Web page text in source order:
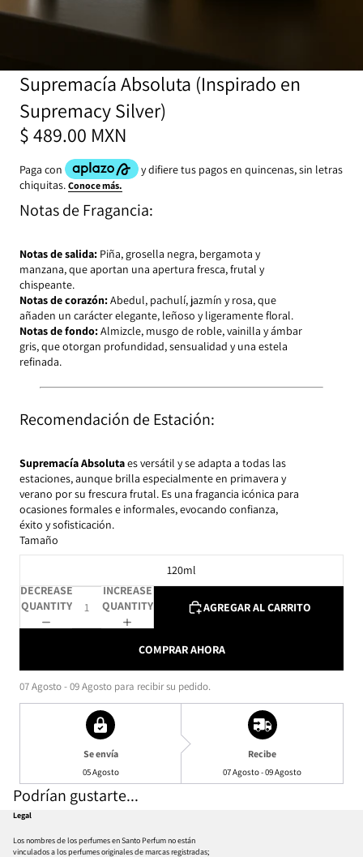
Supremacía Absoluta (Inspirado en
Supremacy Silver)
$ 489.00 MXN
Notas de Fragancia:
Notas de salida: Piña, grosella negra, bergamota y
manzana, que aportan una apertura fresca, frutal y
chispeante.
Notas de corazón:Abedul, pachulí, jazmín y rosa, que
añaden un carácter elegante, leñoso y ligeramente floral.
Notas de fondo:Almizcle, musgo de roble, vainilla y ámbar
gris, que otorgan profundidad, sensualidad y una estela
refinada.
Recomendación de Estación:
Supremacía Absolutaes versátil y se adapta a todas las
estaciones, aunque brilla especialmente en primavera y
verano por su frescura frutal. Es una fragancia icónica para
ocasiones formales e informales, evocando confianza,
éxito y sofisticación.
Tamaño
120ml
DECREASE
QUANTITY
INCREASE
QUANTITY
AGREGAR AL CARRITO
COMPRAR AHORA
07 Agosto - 09 Agosto para recibir su pedido.
Se envía
05 Agosto
Recibe
07 Agosto - 09 Agosto
Podrían gustarte...
Legal
Los nombres de los perfumes en Santo Perfum no están
vinculados a los perfumes originales de marcas registradas;